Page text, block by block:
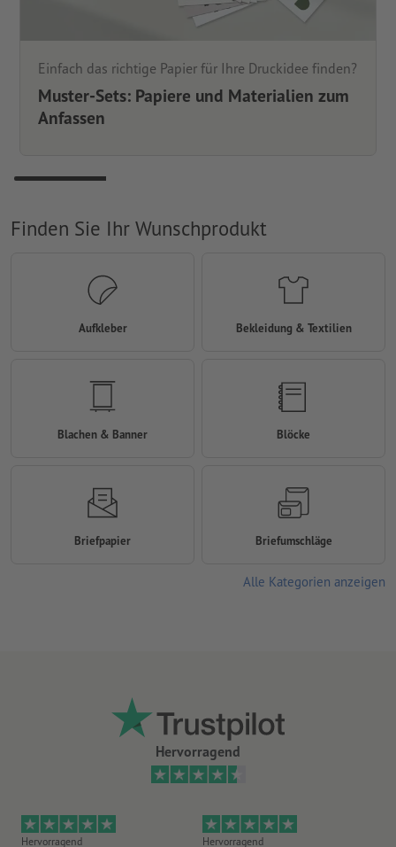
Einfach das richtige Papier für Ihre Druckidee finden?
Muster-Sets: Papiere und Materialien zum
Anfassen
Hervorragend
Hervorragend Hervorragend
Finden Sie Ihr Wunschprodukt
Aufkleber Bekleidung & Textilien
Blachen & Banner Blöcke
Briefpapier Briefumschläge
Alle Kategorien anzeigen